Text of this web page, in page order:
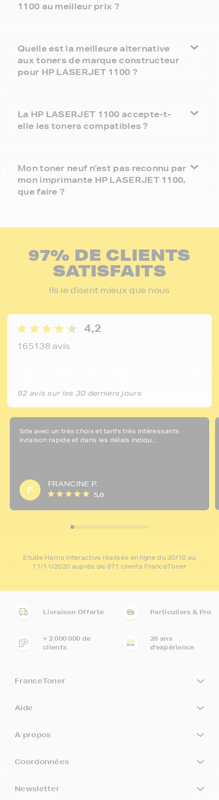
1100 au meilleur prix ?
Quelle est la meilleure alternative
aux toners de marque constructeur
pour HP LASERJET 1100 ?
La HP LASERJET 1100 accepte-t-
elle les toners compatibles ?
Mon toner neuf n'est pas reconnu par
mon imprimante HP LASERJET 1100,
que faire ?
97% DE CLIENTS
SATISFAITS
Ils le disent mieux que nous
4,2
165138 avis
92 avis sur les 30 derniers jours
Site avec un très choix et tarifs très intéressants
livraison rapide et dans les délais indiqu...
F
FRANCINE P.
5,0
Etude Harris Interactive réalisée en ligne du 30/10 au
11/11/2020 auprès de 871 clients FranceToner
Livraison Offerte Particuliers & Pro
+ 2 000 000 de
clients
26 ans
d'expérience
FranceToner
Aide
A propos
Coordonnées
Newsletter